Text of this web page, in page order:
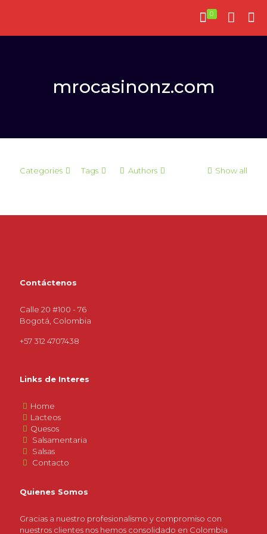
0
mrocasinonz.com
Categories Tags Authors Show all
Contáctenos
Calle 20 #100 - 76
Bogotá, Colombia
+57 312 4707438
Links de Interes
Home
Lacteos
Quesos
Salsamentaria
Salsas
Contacto
Quienes Somos
Gracias a nuestro profesionalismo y compromiso con
nuestros clientes nos hemos consolidado en Colombia